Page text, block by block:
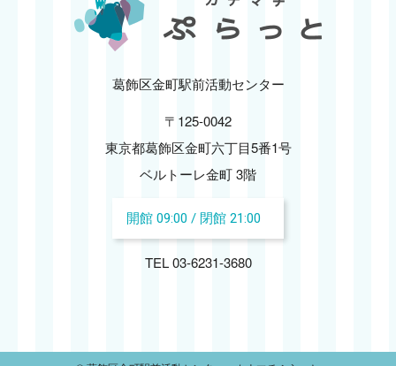
葛飾区金町駅前活動センター
〒125-0042
東京都葛飾区金町六丁目5番1号
ベルトーレ金町 3階
開館 09:00 / 閉館 21:00
TEL 03-6231-3680